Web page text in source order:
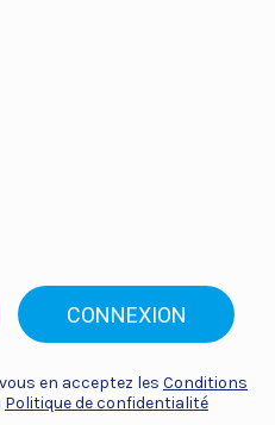
CONNEXION
en acceptez les Conditions
Politique de confidentialité